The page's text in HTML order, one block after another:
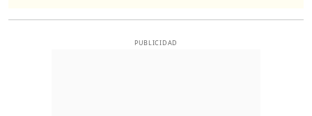
PUBLICIDAD